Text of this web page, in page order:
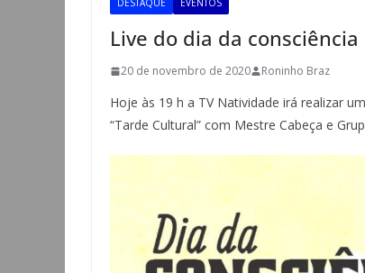
DESTAQUE EVENTOS
Live do dia da consciência
20 de novembro de 2020 Roninho Braz
Hoje às 19 h a TV Natividade irá realizar
“Tarde Cultural” com Mestre Cabeça e